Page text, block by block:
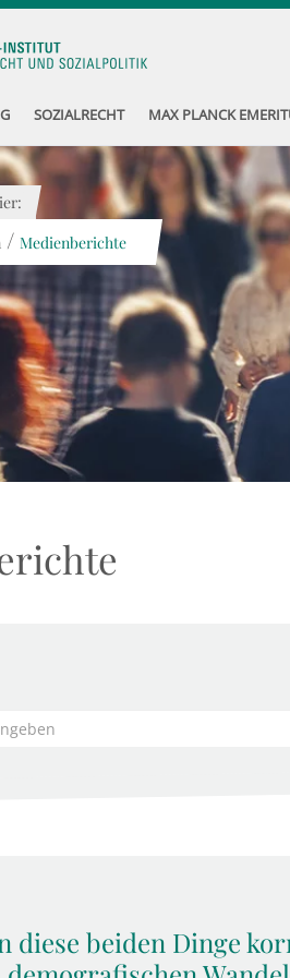
SOZIALRECHT MAX PLANCK
/ Medienberichte
diese beiden Dinge